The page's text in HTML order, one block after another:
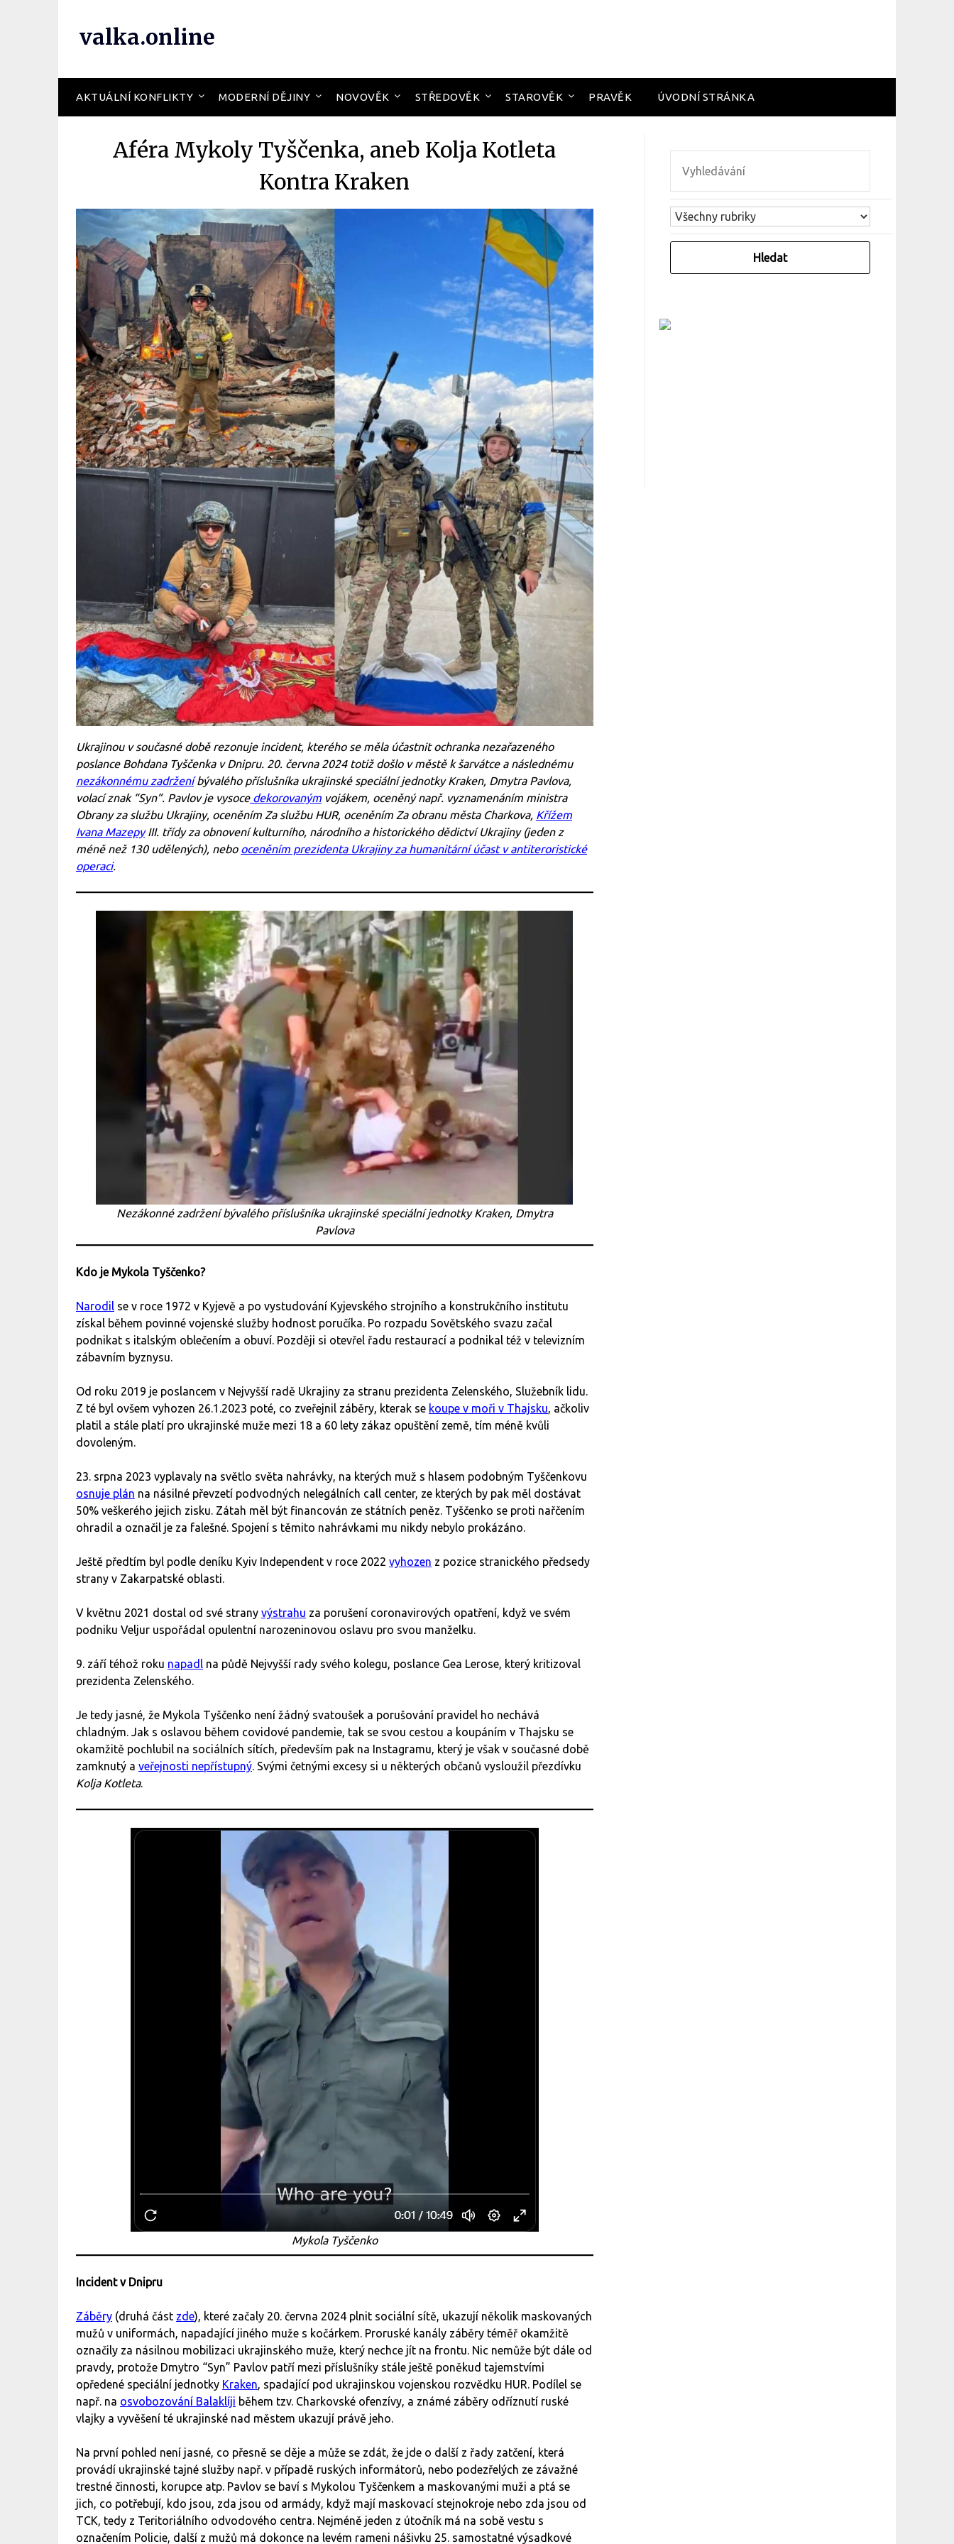
valka.online
AKTUÁLNÍ KONFLIKTY MODERNÍ DĚJINY NOVOVĚK STŘEDOVĚK STAROVĚK PRAVĚK ÚVODNÍ STRÁNKA
Aféra Mykoly Tyščenka, aneb Kolja Kotleta
Kontra Kraken
Ukrajinou v současné době rezonuje incident, kterého se měla účastnit ochranka nezařazeného
poslance Bohdana Tyščenka v Dnipru. 20. června 2024 totiž došlo v městě k šarvátce a následnému
nezákonnému zadrženíbývalého příslušníka ukrajinské speciální jednotky Kraken, Dmytra Pavlova,
volací znak “Syn”. Pavlov je vysocedekorovaným vojákem, oceněný např. vyznamenáním ministra
Obrany za službu Ukrajiny, oceněním Za službu HUR, oceněním Za obranu města Charkova, Křížem
Ivana MazepyIII. třídy za obnovení kulturního, národního a historického dědictví Ukrajiny (jeden z
méně než 130 udělených), nebo oceněním prezidenta Ukrajiny za humanitární účast v antiteroristické
operaci.
Nezákonné zadržení bývalého příslušníka ukrajinské speciální jednotky Kraken, Dmytra
Pavlova
Kdo je Mykola Tyščenko?
Narodil se v roce 1972 v Kyjevě a po vystudování Kyjevského strojního a konstrukčního institutu
získal během povinné vojenské služby hodnost poručíka. Po rozpadu Sovětského svazu začal
podnikat s italským oblečením a obuví. Později si otevřel řadu restaurací a podnikal též v televizním
zábavním byznysu.
Od roku 2019 je poslancem v Nejvyšší radě Ukrajiny za stranu prezidenta Zelenského, Služebník lidu.
Z té byl ovšem vyhozen 26.1.2023 poté, co zveřejnil záběry, kterak se koupe v moři v Thajsku, ačkoliv
platil a stále platí pro ukrajinské muže mezi 18 a 60 lety zákaz opuštění země, tím méně kvůli
dovoleným.
23. srpna 2023 vyplavaly na světlo světa nahrávky, na kterých muž s hlasem podobným Tyščenkovu
osnuje plán na násilné převzetí podvodných nelegálních call center, ze kterých by pak měl dostávat
50% veškerého jejich zisku. Zátah měl být financován ze státních peněz. Tyščenko se proti nařčením
ohradil a označil je za falešné. Spojení s těmito nahrávkami mu nikdy nebylo prokázáno.
Ještě předtím byl podle deníku Kyiv Independent v roce 2022 vyhozen z pozice stranického předsedy
strany v Zakarpatské oblasti.
V květnu 2021 dostal od své strany výstrahu za porušení coronavirových opatření, když ve svém
podniku Veljur uspořádal opulentní narozeninovou oslavu pro svou manželku.
9. září téhož roku napadl na půdě Nejvyšší rady svého kolegu, poslance Gea Lerose, který kritizoval
prezidenta Zelenského.
Je tedy jasné, že Mykola Tyščenko není žádný svatoušek a porušování pravidel ho nechává
chladným. Jak s oslavou během covidové pandemie, tak se svou cestou a koupáním v Thajsku se
okamžitě pochlubil na sociálních sítích, především pak na Instagramu, který je však v současné době
zamknutý a veřejnosti nepřístupný. Svými četnými excesy si u některých občanů vysloužil přezdívku
Kolja Kotleta.
Mykola Tyščenko
Incident v Dnipru
Záběry (druhá část zde), které začaly 20. června 2024 plnit sociální sítě, ukazují několik maskovaných
mužů v uniformách, napadající jiného muže s kočárkem. Proruské kanály záběry téměř okamžitě
označily za násilnou mobilizaci ukrajinského muže, který nechce jít na frontu. Nic nemůže být dále od
pravdy, protože Dmytro “Syn” Pavlov patří mezi příslušníky stále ještě poněkud tajemstvími
opředené speciální jednotky Kraken, spadající pod ukrajinskou vojenskou rozvědku HUR. Podílel se
např. na osvobozování Balaklíji během tzv. Charkovské ofenzívy, a známé záběry odříznutí ruské
vlajky a vyvěšení té ukrajinské nad městem ukazují právě jeho.
Na první pohled není jasné, co přesně se děje a může se zdát, že jde o další z řady zatčení, která
provádí ukrajinské tajné služby např. v případě ruských informátorů, nebo podezřelých ze závažné
trestné činnosti, korupce atp. Pavlov se baví s Mykolou Tyščenkem a maskovanými muži a ptá se
jich, co potřebují, kdo jsou, zda jsou od armády, když mají maskovací stejnokroje nebo zda jsou od
TCK, tedy z Teritoriálního odvodového centra. Nejméně jeden z útočník má na sobě vestu s
označením Policie, další z mužů má dokonce na levém rameni nášivku 25. samostatné výsadkové